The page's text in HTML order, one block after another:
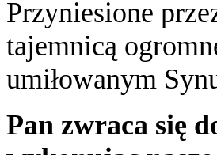
Przyniesione
tajemnicą
umiłowanym
Pan zwraca się